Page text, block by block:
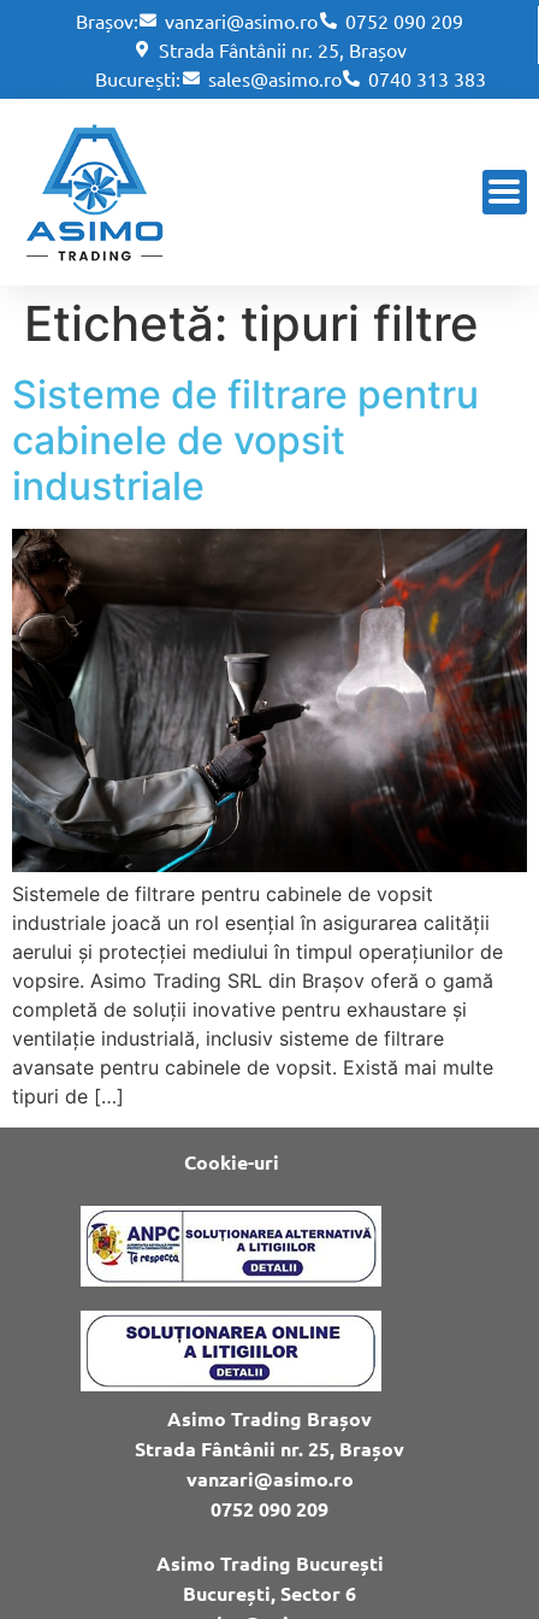
Brașov: vanzari@asimo.ro
0752 090 209
Strada Fântânii nr. 25, Brașov
București:
sales@asimo.ro 0740 313 383
Etichetă: tipuri filtre
Sisteme de filtrare pentru
cabinele de vopsit
industriale
Sistemele de filtrare pentru cabinele de vopsit
industriale joacă un rol esențial în asigurarea calității
aerului și protecției mediului în timpul operațiunilor de
vopsire. Asimo Trading SRL din Brașov oferă o gamă
completă de soluții inovative pentru exhaustare și
ventilație industrială, inclusiv sisteme de filtrare
avansate pentru cabinele de vopsit. Există mai multe
tipuri de […]
Cookie-uri
Asimo Trading Brașov
Strada Fântânii nr. 25, Brașov
vanzari@asimo.ro
0752 090 209
Asimo Trading București
București, Sector 6